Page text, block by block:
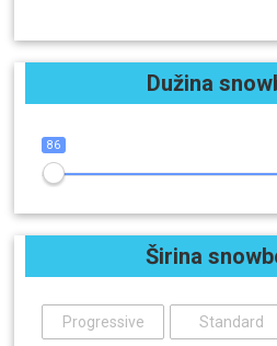
Dužina
86
Širina
Progressive Standard